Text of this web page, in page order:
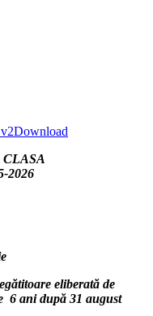
Download
2026
eliberată de
6 ani după 31 august